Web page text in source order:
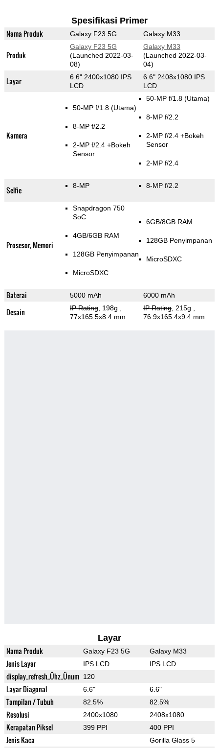
Spesifikasi Primer
Nama Produk Galaxy F23 5G Galaxy M33
Produk
Galaxy F23 5G
(Launched 2022-03-
08)
Galaxy M33
(Launched 2022-03-
04)
Layar
6.6" 2400x1080 IPS
LCD
6.6" 2408x1080 IPS
LCD
Kamera
50-MP f/1.8 (Utama)
8-MP f/2.2
2-MP f/2.4 +Bokeh
Sensor
50-MP f/1.8 (Utama)
8-MP f/2.2
2-MP f/2.4 +Bokeh
Sensor
2-MP f/2.4
Selfie 8-MP 8-MP f/2.2
Prosesor, Memori
Snapdragon 750
SoC
4GB/6GB RAM
128GB Penyimpanan
MicroSDXC
6GB/8GB RAM
128GB Penyimpanan
MicroSDXC
Baterai 5000 mAh 6000 mAh
Desain IP Rating, 198g
77x165.5x8.4 mm
IP Rating, 215g
76.9x165.4x9.4 mm
Layar
Nama Produk Galaxy F23 5G Galaxy M33
Jenis Layar IPS LCD IPS LCD
display_refresh_Ühz_Ünum 120
Layar Diagonal 6.6" 6.6"
Tampilan / Tubuh 82.5% 82.5%
Resolusi 2400x1080 2408x1080
Kerapatan Piksel 399 PPI 400 PPI
Jenis Kaca Gorilla Glass 5